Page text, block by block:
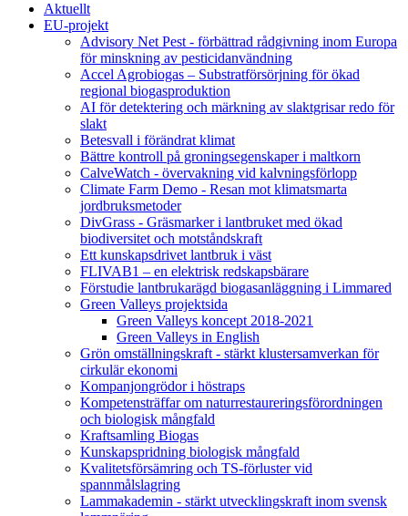
Aktuellt
EU-projekt
Advisory Net Pest - förbättrad rådgivning inom Europa
för minskning av pesticidanvändning
Accel Agrobiogas – Substratförsörjning för ökad
regional biogasproduktion
AI för detektering och märkning av slaktgrisar redo för
slakt
Betesvall i förändrat klimat
Bättre kontroll på groningsegenskaper i maltkorn
CalveWatch - övervakning vid kalvningsförlopp
Climate Farm Demo - Resan mot klimatsmarta
jordbruksmetoder
DivGrass - Gräsmarker i lantbruket med ökad
biodiversitet och motståndskraft
Ett kunskapsdrivet lantbruk i väst
FLIVAB1 – en elektrisk redskapsbärare
Förstudie lantbrukarägd biogasanläggning i Limmared
Green Valleys projektsida
Green Valleys koncept 2018-2021
Green Valleys in English
Grön omställningskraft - stärkt klustersamverkan för
cirkulär ekonomi
Kompanjongrödor i höstraps
Kompetensträffar om naturrestaureringsförordningen
och biologisk mångfald
Kraftsamling Biogas
Kunskapspridning biologisk mångfald
Kvalitetsförsämring och TS-förluster vid
spannmålslagring
Lammakademin - stärkt utvecklingskraft inom svensk